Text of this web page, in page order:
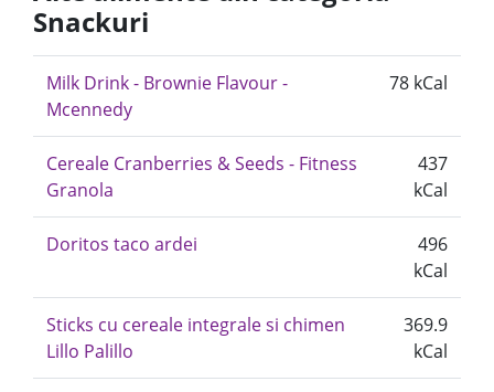
Snackuri
Milk Drink - Brownie Flavour -
Mcennedy
78 kCal
Cereale Cranberries & Seeds - Fitness
Granola
437
kCal
Doritos taco ardei
496
kCal
Sticks cu cereale integrale si chimen
Lillo Palillo
369.9
kCal